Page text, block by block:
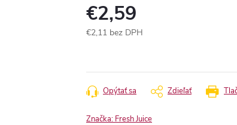
€2,59
€2,11 bez DPH
Opýtať sa Zdieľať
Značka: Fresh Juice